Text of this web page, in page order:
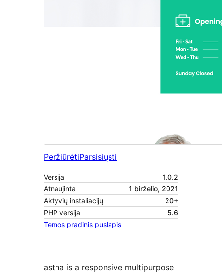
PeržiūrėtiParsisiųsti
Versija
1.0.2
Atnaujinta
1 birželio, 2021
Aktyvių instaliacijų
20+
PHP versija
5.6
Temos pradinis puslapis
astha is a responsive multipurpose